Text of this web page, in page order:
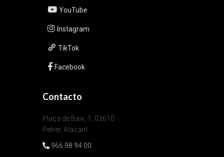
YouTube
Instagram
TikTok
Facebook
Contacto
Plaça de Baix, 1, 03610
Petrer, Alacant
966 98 94 00